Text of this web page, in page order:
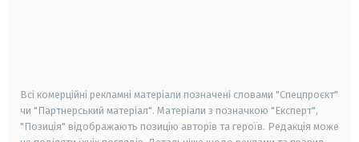
Всі комерційні рекламні матеріали позначені словами "Спецпроєкт"
чи "Партнерський матеріал". Матеріали з позначкою "Експерт",
"Позиція" відображають позицію авторів та героїв. Редакція може